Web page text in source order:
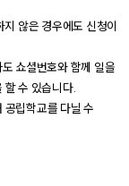
않은 경우에도 신청이
쇼셜번호와 함께 일을
할 수 있습니다.
립학교를 다닐 수